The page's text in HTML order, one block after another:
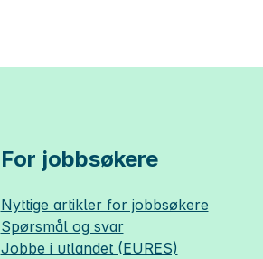
For jobbsøkere
Nyttige artikler for jobbsøkere
Spørsmål og svar
Jobbe i utlandet (EURES)